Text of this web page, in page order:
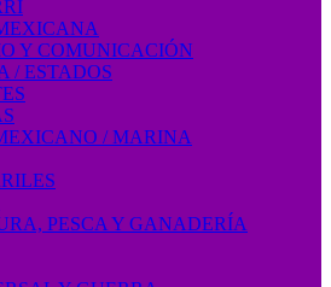
Y COMUNICACIÓN
/ ESTADOS
/ MARINA
PESCA Y GANADERÍA